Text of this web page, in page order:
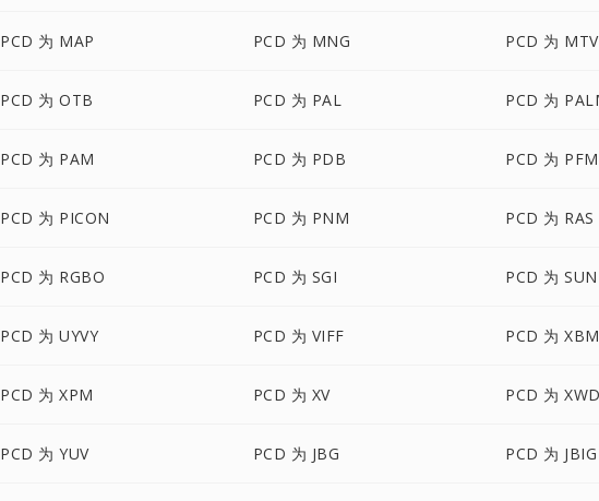
PCD 为 MAP PCD 为 MNG PCD 为 MTV
PCD 为 OTB PCD 为 PAL PCD 为
PCD 为 PAM PCD 为 PDB PCD 为 PFM
PCD 为 PICON PCD 为 PNM PCD 为 RAS
PCD 为 RGBO PCD 为 SGI PCD 为 SUN
PCD 为 UYVY PCD 为 VIFF PCD 为 XBM
PCD 为 XPM PCD 为 XV PCD 为
PCD 为 YUV PCD 为 JBG PCD 为 JBIG